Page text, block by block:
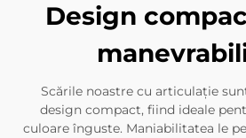
Design
Scările noastre cu articulație
design compact, fiind ideale
culoare înguste. Maniabilitatea le